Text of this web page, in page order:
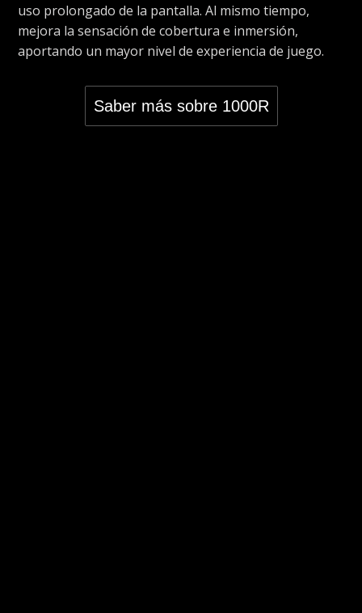
uso prolongado de la pantalla. Al mismo tiempo,
mejora la sensación de cobertura e inmersión,
aportando un mayor nivel de experiencia de juego.
Saber más sobre 1000R